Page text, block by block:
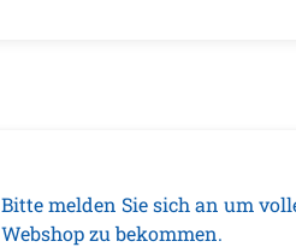
Bitte melden Sie sich an um
Webshop zu bekommen.